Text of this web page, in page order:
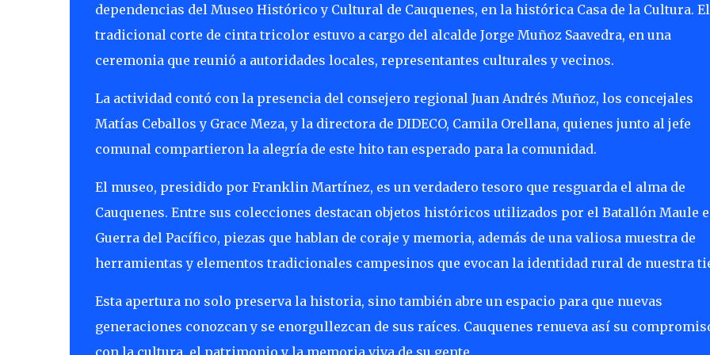
dependencias del Museo Histórico y Cultural de Cauquenes, en la histórica Casa de la Cultura. El
tradicional corte de cinta tricolor estuvo a cargo del alcalde Jorge Muñoz Saavedra, en una
ceremonia que reunió a autoridades locales, representantes culturales y vecinos.
La actividad contó con la presencia del consejero regional Juan Andrés Muñoz, los concejales
Matías Ceballos y Grace Meza, y la directora de DIDECO, Camila Orellana, quienes junto al jefe
comunal compartieron la alegría de este hito tan esperado para la comunidad.
El museo, presidido por Franklin Martínez, es un verdadero tesoro que resguarda el alma de
Cauquenes. Entre sus colecciones destacan objetos históricos utilizados por el Batallón Maule
Guerra del Pacífico, piezas que hablan de coraje y memoria, además de una valiosa muestra de
herramientas y elementos tradicionales campesinos que evocan la identidad rural de nuestra
Esta apertura no solo preserva la historia, sino también abre un espacio para que nuevas
generaciones conozcan y se enorgullezcan de sus raíces. Cauquenes renueva así su
con la cultura, el patrimonio y la memoria viva de su gente.